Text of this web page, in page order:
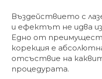
Въздействието с
и ефектът не идва
Едно от
корекция е
отсъствие на
процедурата.